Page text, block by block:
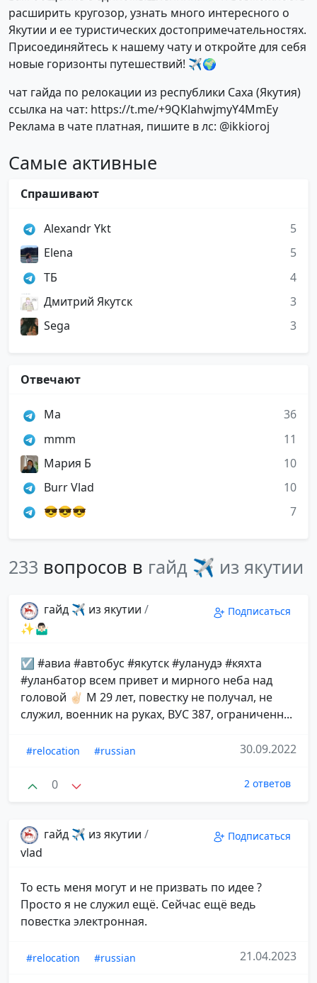
расширить кругозор, узнать много интересного о
Якутии и ее туристических достопримечательностях.
Присоединяйтесь к нашему чату и откройте для себя
новые горизонты путешествий! ✈️🌍
чат гайда по релокации из республики Саха (Якутия)
ссылка на чат: https://t.me/+9QKlahwjmyY4MmEy
Реклама в чате платная, пишите в лс: @ikkioroj
Самые активные
Спрашивают
Alexandr Ykt
5
Elena
5
ТБ
4
Дмитрий Якутск
3
Sega
3
Отвечают
Мa
36
mmm
11
Мария Б
10
Burr Vlad
10
😎😎😎
7
233 вопросов в гайд ✈️ из якутии
гайд ✈️ из якутии /
✨🤷🏻‍♂️
Подписаться
☑️ #авиа #автобус #якутск #уланудэ #кяхта
#уланбатор всем привет и мирного неба над
головой ✌🏻 М 29 лет, повестку не получал, не
служил, военник на руках, ВУС 387, ограниченн...
#relocation #russian 30.09.2022
0 2 ответов
гайд ✈️ из якутии /
vlad
Подписаться
То есть меня могут и не призвать по идее ?
Просто я не служил ещё. Сейчас ещё ведь
повестка электронная.
#relocation #russian 21.04.2023